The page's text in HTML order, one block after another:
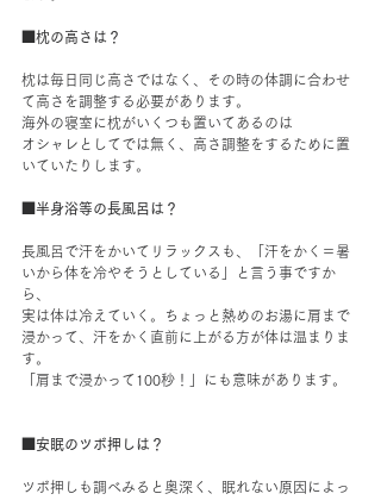
■枕の高さは？
枕は毎日同じ高さではなく、その時の体調に合わせ
て高さを調整する必要があります。
海外の寝室に枕がいくつも置いてあるのは
オシャレとしてでは無く、高さ調整をするために置
いていたりします。
■半身浴等の長風呂は？
長風呂で汗をかいてリラックスも、「汗をかく＝暑
いから体を冷やそうとしている」と言う事ですか
ら、
実は体は冷えていく。ちょっと熱めのお湯に肩まで
浸かって、汗をかく直前に上がる方が体は温まりま
す。
「肩まで浸かって100秒！」にも意味があります。
■安眠のツボ押しは？
ツボ押しも調べみると奥深く、眠れない原因によっ